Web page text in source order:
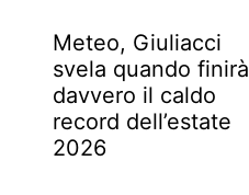
Meteo, Giuliacci
svela quando finirà
davvero il caldo
record dell’estate
2026